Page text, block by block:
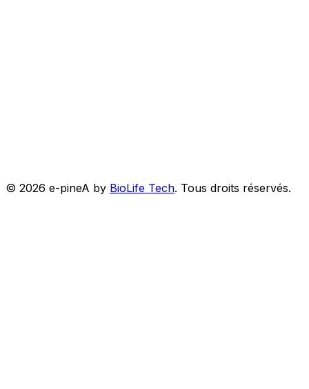
© 2026 e-pineA by BioLife Tech. Tous droits réservés.